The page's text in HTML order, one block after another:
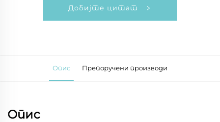
Добијте цитат
Опис Препоручени производи
Опис